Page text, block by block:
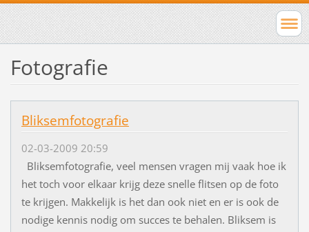
Fotografie
Bliksemfotografie
02-03-2009 20:59
Bliksemfotografie, veel mensen vragen mij vaak hoe ik
het toch voor elkaar krijg deze snelle flitsen op de foto
te krijgen. Makkelijk is het dan ook niet en er is ook de
nodige kennis nodig om succes te behalen. Bliksem is